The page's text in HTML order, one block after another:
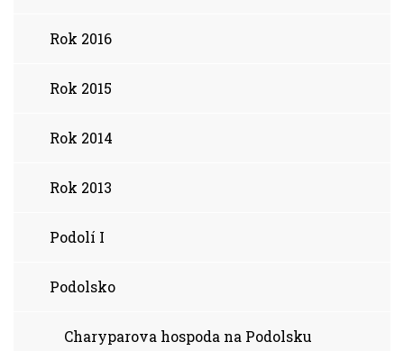
Rok 2016
Rok 2015
Rok 2014
Rok 2013
Podolí I
Podolsko
Charyparova hospoda na Podolsku